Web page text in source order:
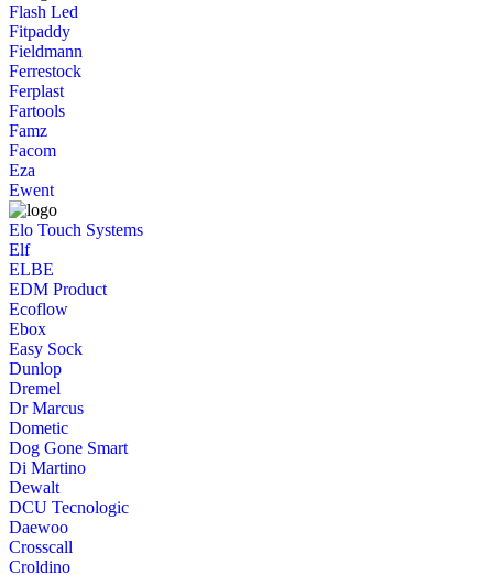
Flash Led
Fitpaddy
Fieldmann
Ferrestock
Ferplast
Fartools
Famz
Facom
Eza
Ewent
Elo Touch Systems
Elf
ELBE
EDM Product
Ecoflow
Ebox
Easy Sock
Dunlop
Dremel
Dr Marcus
Dometic
Dog Gone Smart
Di Martino
Dewalt
DCU Tecnologic
Daewoo
Crosscall
Croldino